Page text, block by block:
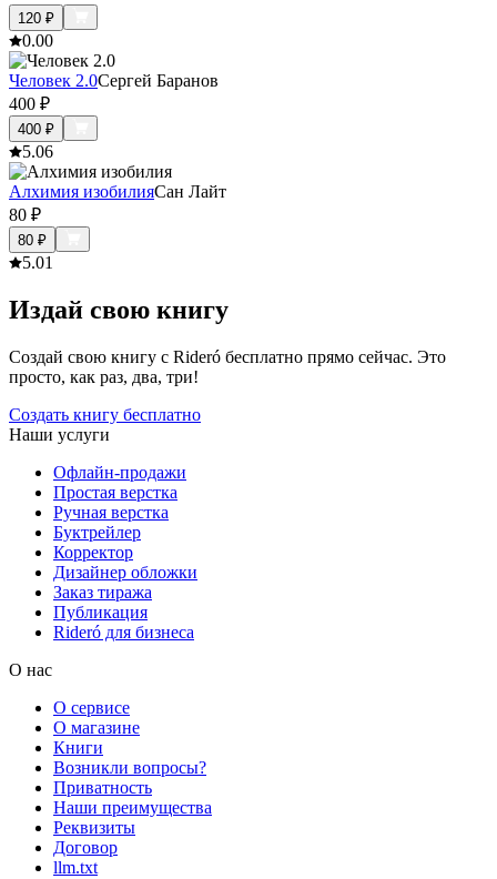
120 ₽
0.00
Человек 2.0Сергей Баранов
400 ₽
400 ₽
5.06
Алхимия изобилияСан Лайт
80 ₽
80 ₽
5.01
Издай свою книгу
Создай свою книгу с Rideró бесплатно прямо сейчас. Это
просто, как раз, два, три!
Создать книгу бесплатно
Наши услуги
Офлайн-продажи
Простая верстка
Ручная верстка
Буктрейлер
Корректор
Дизайнер обложки
Заказ тиража
Публикация
Rideró для бизнеса
О нас
О сервисе
О магазине
Книги
Возникли вопросы?
Приватность
Наши преимущества
Реквизиты
Договор
llm.txt